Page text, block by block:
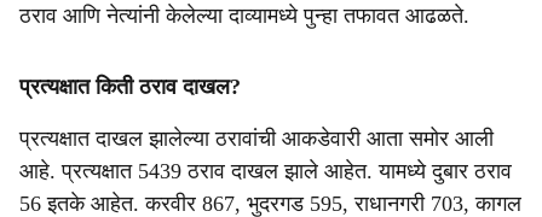
ठराव आणि नेत्यांनी केलेल्या दाव्यामध्ये पुन्हा तफावत आढळते.
प्रत्यक्षात किती ठराव दाखल?
प्रत्यक्षात दाखल झालेल्या ठरावांची आकडेवारी आता समोर आली
आहे. प्रत्यक्षात 5439 ठराव दाखल झाले आहेत. यामध्ये दुबार ठराव
56 इतके आहेत. करवीर 867, भुदरगड 595, राधानगरी 703, कागल